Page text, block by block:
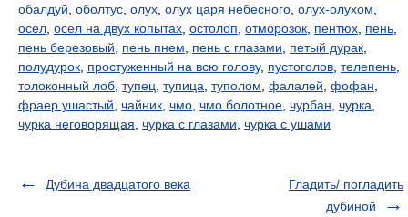
обалдуй оболтус олух олух царя небесного олух-олухом
осел осел на двух копытах остолоп отморозок пентюх пень
пень березовый
пень пнем пень с глазами петый дурак
полудурок простуженный на всю голову, пустоголов телепень
толоконный лоб тупец тупица туполом фалалей фофан
фраер ушастый чайник чмо чмо болотное чурбан чурка
чурка неговорящая чурка с глазами чурка с ушами
Дубина двадцатого века
Гладить/ погладить
дубиной